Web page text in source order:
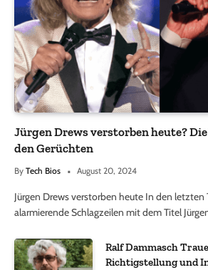
Jürgen Drews verstorben heute?
den Gerüchten
By Tech Bios August 20, 2024
Jürgen Drews verstorben heute In den letzten
alarmierende Schlagzeilen mit dem Titel
Ralf Dammasch
Richtigstellung und